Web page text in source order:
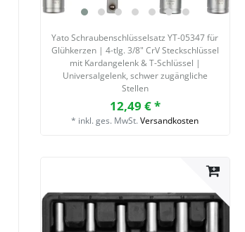
Yato Schraubenschlüsselsatz YT-05347 für
Glühkerzen | 4-tlg. 3/8" CrV Steckschlüssel
mit Kardangelenk & T-Schlüssel |
Universalgelenk, schwer zugängliche
Stellen
12,49 € *
* inkl. ges. MwSt. Versandkosten